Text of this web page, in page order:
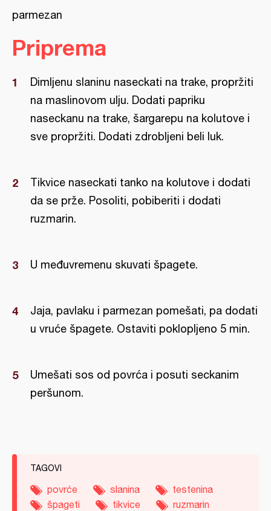
parmezan
Priprema
Dimljenu slaninu naseckati na trake, propržiti
na maslinovom ulju. Dodati papriku
naseckanu na trake, šargarepu na kolutove i
sve propržiti. Dodati zdrobljeni beli luk.
Tikvice naseckati tanko na kolutove i dodati
da se prže. Posoliti, pobiberiti i dodati
ruzmarin.
U međuvremenu skuvati špagete.
Jaja, pavlaku i parmezan pomešati, pa dodati
u vruće špagete. Ostaviti poklopljeno 5 min.
Umešati sos od povrća i posuti seckanim
peršunom.
TAGOVI
povrće slanina
testenina
špageti
tikvice ruzmarin